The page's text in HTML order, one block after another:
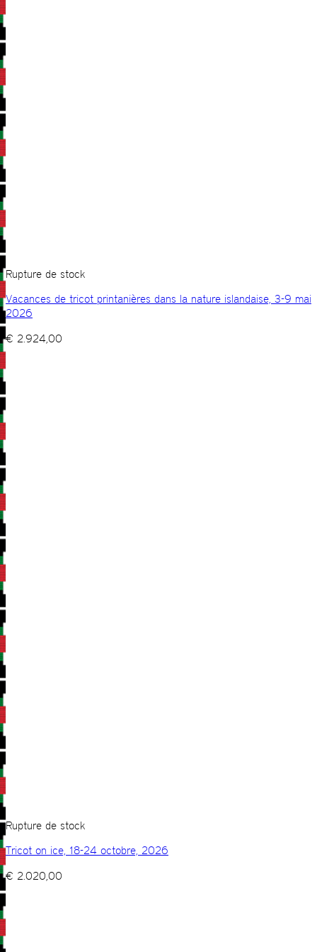
Rupture de stock
Vacances de tricot printanières dans la nature islandaise, 3-9 mai
2026
€ 2.924,00
Rupture de stock
Tricot on ice, 18-24 octobre, 2026
€ 2.020,00